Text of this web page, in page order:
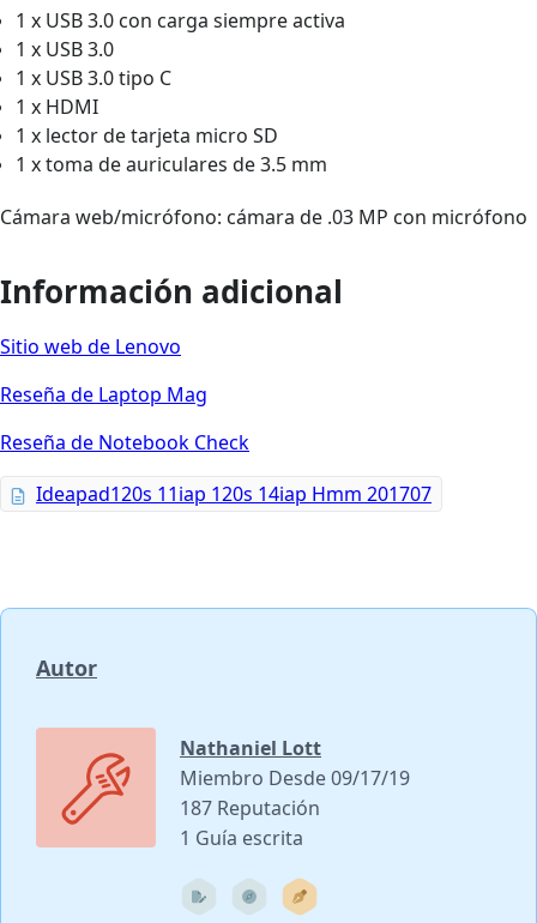
1 x USB 3.0 con carga siempre activa
1 x USB 3.0
1 x USB 3.0 tipo C
1 x HDMI
1 x lector de tarjeta micro SD
1 x toma de auriculares de 3.5 mm
Cámara web/micrófono: cámara de .03 MP con micrófono
Información adicional
Sitio web de Lenovo
Reseña de Laptop Mag
Reseña de Notebook Check
Ideapad120s 11iap 120s 14iap Hmm 201707
Autor
Nathaniel Lott
Miembro Desde 09/17/19
187 Reputación
1 Guía escrita